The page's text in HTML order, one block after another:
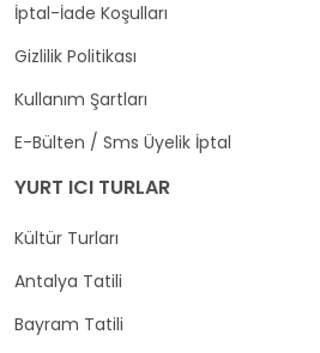
İptal-İade Koşulları
Gizlilik Politikası
Kullanım Şartları
E-Bülten / Sms Üyelik İptal
YURT ICI TURLAR
Kültür Turları
Antalya Tatili
Bayram Tatili